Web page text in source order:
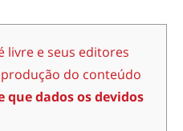
livre e seus editores
do conteúdo
que dados os devidos